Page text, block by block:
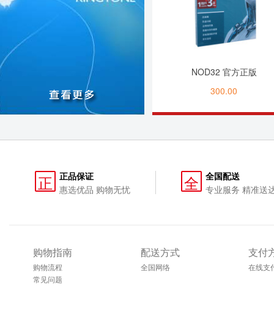
NOD32 官方正版
300.00
正 正品保证
惠选优品 购物无忧
全 全国配送
专业服务 精准送
购物指南
购物流程
常见问题
配送方式
全国网络
支付
在线支